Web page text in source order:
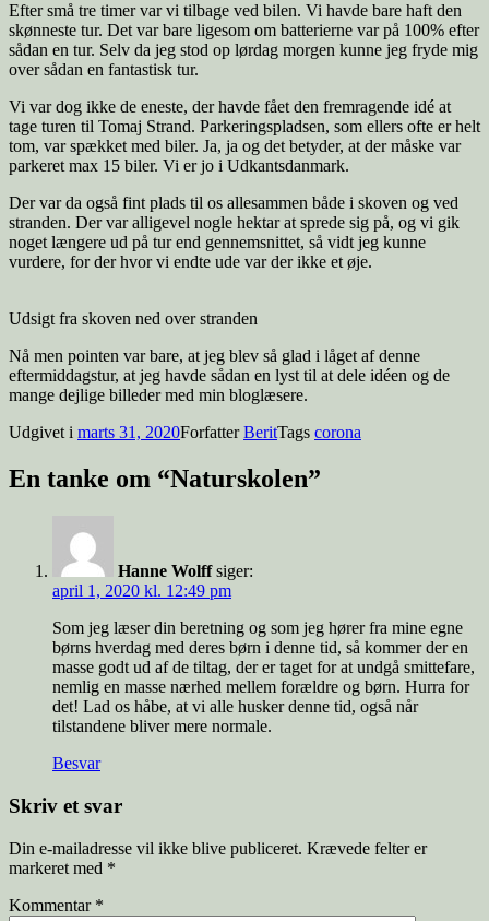
Efter små tre timer var vi tilbage ved bilen. Vi havde bare haft den
skønneste tur. Det var bare ligesom om batterierne var på 100% efter
sådan en tur. Selv da jeg stod op lørdag morgen kunne jeg fryde mig
over sådan en fantastisk tur.
Vi var dog ikke de eneste, der havde fået den fremragende idé at
tage turen til Tomaj Strand. Parkeringspladsen, som ellers ofte er helt
tom, var spækket med biler. Ja, ja og det betyder, at der måske var
parkeret max 15 biler. Vi er jo i Udkantsdanmark.
Der var da også fint plads til os allesammen både i skoven og ved
stranden. Der var alligevel nogle hektar at sprede sig på, og vi gik
noget længere ud på tur end gennemsnittet, så vidt jeg kunne
vurdere, for der hvor vi endte ude var der ikke et øje.
Udsigt fra skoven ned over stranden
Nå men pointen var bare, at jeg blev så glad i låget af denne
eftermiddagstur, at jeg havde sådan en lyst til at dele idéen og de
mange dejlige billeder med min bloglæsere.
Udgivet i marts 31, 2020ForfatterBeritTags corona
En tanke om “Naturskolen”
Hanne Wolff siger:
april 1, 2020 kl. 12:49 pm
Som jeg læser din beretning og som jeg hører fra mine egne
børns hverdag med deres børn i denne tid, så kommer der en
masse godt ud af de tiltag, der er taget for at undgå smittefare,
nemlig en masse nærhed mellem forældre og børn. Hurra for
det! Lad os håbe, at vi alle husker denne tid, også når
tilstandene bliver mere normale.
Besvar
Skriv et svar
Din e-mailadresse vil ikke blive publiceret. Krævede felter er
markeret med *
Kommentar *